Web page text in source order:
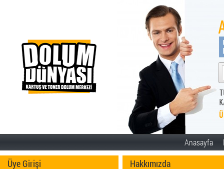
Anasayfa
Üye Girişi Hakkımızda